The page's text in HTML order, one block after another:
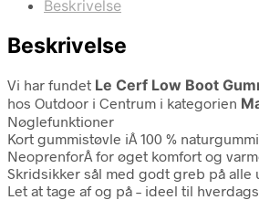
Beskrivelse
Beskrivelse
Vi har fundet Le Cerf Low Boot
hos Outdoor i Centrum i kategorien
Nøglefunktioner
Kort gummistøvle iÂ 100 % naturgummi
NeoprenforÂ for øget komfort og
Skridsikker sål med godt greb på alle
Let at tage af og på – ideel til